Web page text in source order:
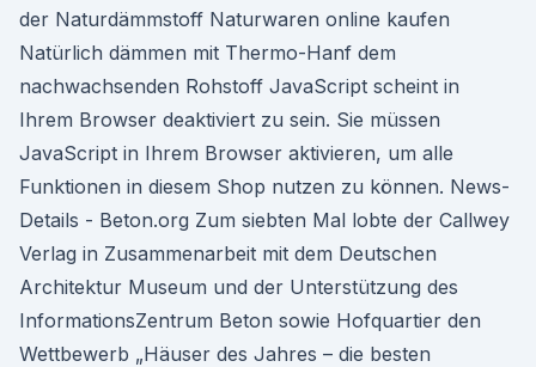
der Naturdämmstoff Naturwaren online kaufen
Natürlich dämmen mit Thermo-Hanf dem
nachwachsenden Rohstoff JavaScript scheint in
Ihrem Browser deaktiviert zu sein. Sie müssen
JavaScript in Ihrem Browser aktivieren, um alle
Funktionen in diesem Shop nutzen zu können. News-
Details - Beton.org Zum siebten Mal lobte der Callwey
Verlag in Zusammenarbeit mit dem Deutschen
Architektur Museum und der Unterstützung des
InformationsZentrum Beton sowie Hofquartier den
Wettbewerb „Häuser des Jahres – die besten